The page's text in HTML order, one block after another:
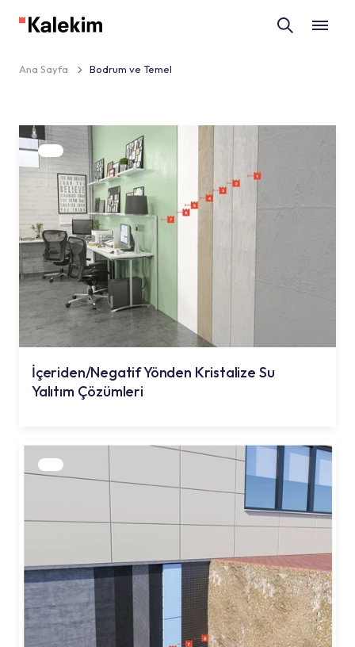
Ana Sayfa Bodrum ve Temel
İçeriden/Negatif Yönden Kristalize Su
Yalıtım Çözümleri